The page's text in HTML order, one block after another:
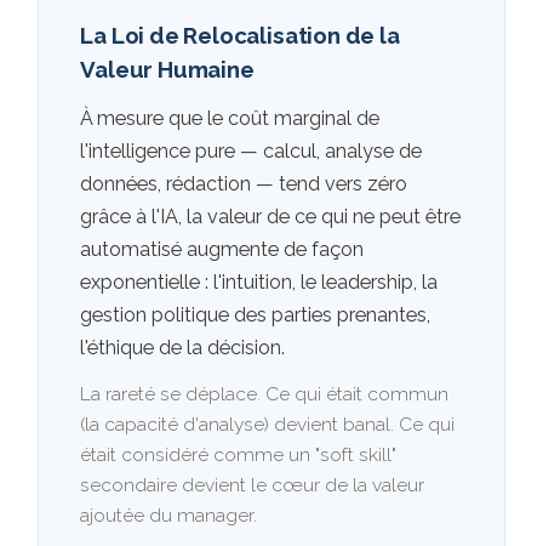
La Loi de Relocalisation de la
Valeur Humaine
À mesure que le coût marginal de
l'intelligence pure — calcul, analyse de
données, rédaction — tend vers zéro
grâce à l'IA, la valeur de ce qui ne peut être
automatisé augmente de façon
exponentielle : l'intuition, le leadership, la
gestion politique des parties prenantes,
l'éthique de la décision.
La rareté se déplace. Ce qui était commun
(la capacité d'analyse) devient banal. Ce qui
était considéré comme un "soft skill"
secondaire devient le cœur de la valeur
ajoutée du manager.